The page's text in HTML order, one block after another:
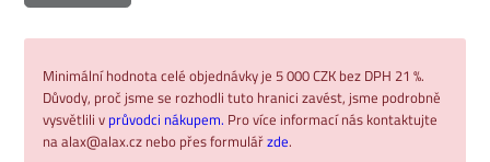
Minimální hodnota celé objednávky je 5 000 CZK bez DPH 21 %.
Důvody, proč jsme se rozhodli tuto hranici zavést, jsme podrobně
vysvětlili v průvodci nákupem. Pro více informací nás kontaktujte
na alax@alax.cz nebo přes formulářzde.